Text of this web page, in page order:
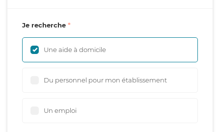
Je recherche
Une aide à domicile
Du personnel pour mon établissement
Un emploi